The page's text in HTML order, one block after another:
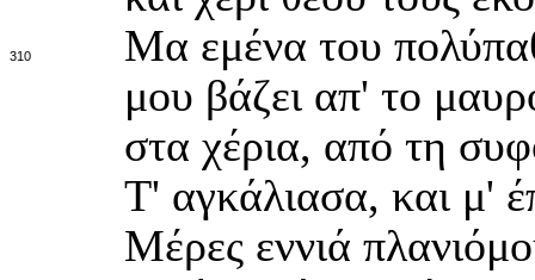
310
Μα εμένα του
μου βάζει απ' το
στα χέρια, από τη
Τ' αγκάλιασα, και μ'
Μέρες εννιά